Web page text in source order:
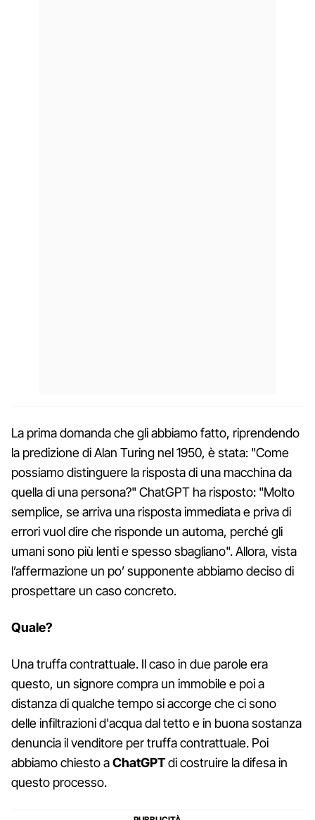
La prima domanda che gli abbiamo fatto, riprendendo
la predizione di Alan Turing nel 1950, è stata: "Come
possiamo distinguere la risposta di una macchina da
quella di una persona?" ChatGPT ha risposto: "Molto
semplice, se arriva una risposta immediata e priva di
errori vuol dire che risponde un automa, perché gli
umani sono più lenti e spesso sbagliano". Allora, vista
l’affermazione un po’ supponente abbiamo deciso di
prospettare un caso concreto.
Quale?
Una truffa contrattuale. Il caso in due parole era
questo, un signore compra un immobile e poi a
distanza di qualche tempo si accorge che ci sono
delle infiltrazioni d'acqua dal tetto e in buona sostanza
denuncia il venditore per truffa contrattuale. Poi
abbiamo chiesto aChatGPTdi costruire la difesa in
questo processo.